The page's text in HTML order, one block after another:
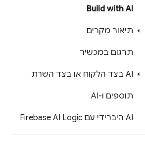
Build with AI
תיאור מקרים
תרגום במכשיר
AI בצד הלקוח או בצד השרת
תוספים ו-AI
AI היברידי עם Firebase AI Logic